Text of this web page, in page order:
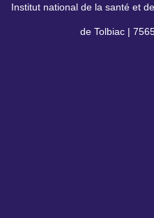
Institut national de la santé et
de Tolbiac |